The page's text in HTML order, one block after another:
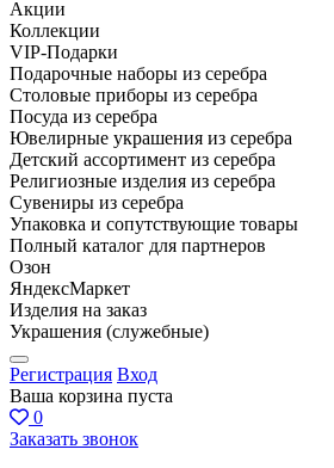
Акции
Коллекции
VIP-Подарки
Подарочные наборы из серебра
Столовые приборы из серебра
Посуда из серебра
Ювелирные украшения из серебра
Детский ассортимент из серебра
Религиозные изделия из серебра
Сувениры из серебра
Упаковка и сопутствующие товары
Полный каталог для партнеров
Озон
ЯндексМаркет
Изделия на заказ
Украшения (служебные)
Регистрация Вход
Ваша корзина пуста
0
Заказать звонок